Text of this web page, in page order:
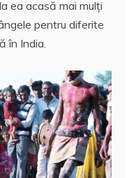
rt
aj
a
z
ă
ea acasă mai mulţi
pentru diferite
în India.